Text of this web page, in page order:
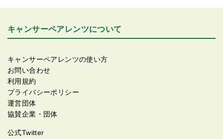
キャンサーペアレンツについて
キャンサーペアレンツの使い方
お問い合わせ
利用規約
プライバシーポリシー
運営団体
協賛企業・団体
公式Twitter